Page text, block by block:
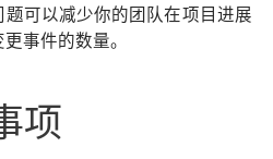
可以减少你的团队在项目进展
事件的数量。
项